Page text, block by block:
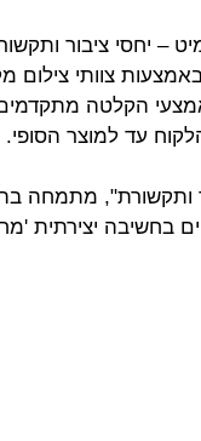
– יחסי ציבור
צוותי צילום
הקלטה
עד למוצר הסופי.
מתמחה
בחשיבה יצירתית